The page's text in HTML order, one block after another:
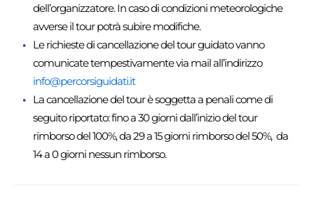
dell’organizzatore. In caso di condizioni meteorologiche
avverse il tour potrà subire modifiche.
Le richieste di cancellazione del tour guidato vanno
comunicate tempestivamente via mail all’indirizzo
info@percorsiguidati.it
La cancellazione del tour è soggetta a penali come di
seguito riportato: fino a 30 giorni dall’inizio del tour
rimborso del 100%, da 29 a 15 giorni rimborso del 50%, da
14 a 0 giorni nessun rimborso.